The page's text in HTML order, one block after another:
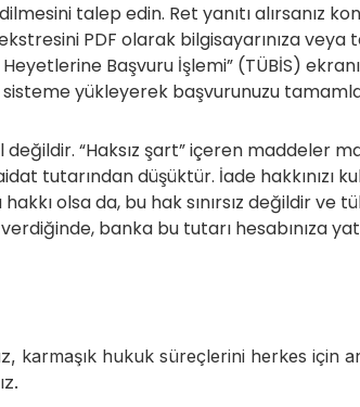
talep edin. Ret yanıtı alırsanız
PDF olarak bilgisayarınıza
Başvuru İşlemi” (TÜBİS)
sisteme yükleyerek başvurunuzu
“Haksız şart” içeren maddeler
tutarından düşüktür. İade hakkınızı
olsa da, bu hak sınırsız değildir ve
banka bu tutarı hesabınıza
karmaşık hukuk süreçlerini herkes için